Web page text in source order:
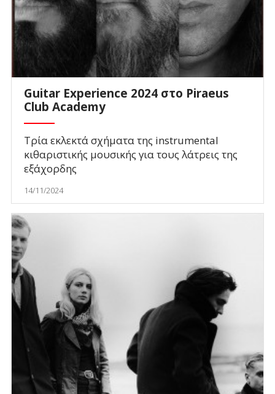
Guitar Experience 2024 στο Piraeus
Club Academy
Τρία εκλεκτά σχήματα της instrumental
κιθαριστικής μουσικής για τους λάτρεις της
εξάχορδης
14/11/2024